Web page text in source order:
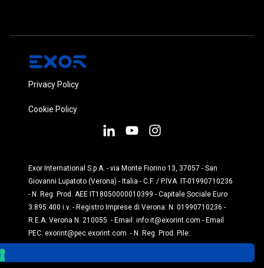
Privacy Policy
Cookie Policy
Exor International S.p.A. - via Monte Fiorino 13, 37057 - San
Giovanni Lupatoto (Verona) - Italia - C.F. / P.IVA IT-01990710236
- N. Reg. Prod. AEE IT18050000010399 - Capitale Sociale Euro
3.895.400 i.v. - Registro Imprese di Verona: N. 01990710236 -
R.E.A. Verona N. 210055 - Email: info.it@exorint.com - Email
PEC: exorint@pec.exorint.com - N. Reg. Prod. Pile: